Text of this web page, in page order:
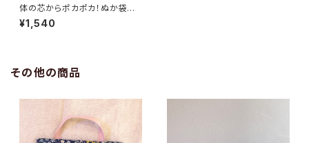
体の芯からポカポカ！ぬか袋カ
イロキット
¥1,540
その他の商品